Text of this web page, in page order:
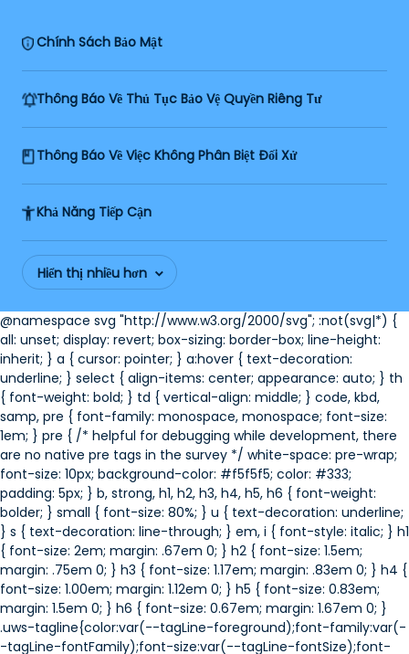
Chính Sách Bảo Mật
Thông Báo Về Thủ Tục Bảo Vệ Quyền Riêng Tư
Thông Báo Về Việc Không Phân Biệt Đối Xử
Khả Năng Tiếp Cận
Hiển thị nhiều hơn